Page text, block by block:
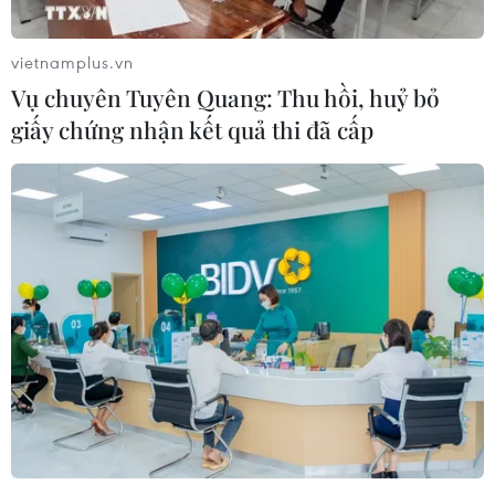
Hàn Quốc mở rộng điều tra nghi vấn
thông đồng giá sang ngành hóa dầu
06/08/2026 06:56
Làn sóng tấn công mạng nhằm vào
các quỹ đầu cơ lớn của Mỹ
06/08/2026 06:47
Meta tung công cụ AI lập trình tự
động cho nhà phát triển
06/08/2026 06:40
Doanh thu AI của Microsoft phụ
vietnamplus.vn
Vụ chuyên Tuyên Quang: Thu hồi, huỷ bỏ
giấy chứng nhận kết quả thi đã cấp